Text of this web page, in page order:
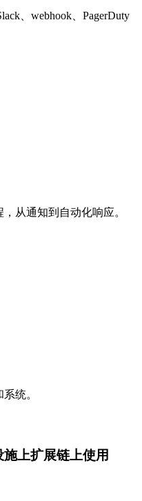
、webhook、PagerDuty
从通知到自动化响应。
统。
上扩展链上使用